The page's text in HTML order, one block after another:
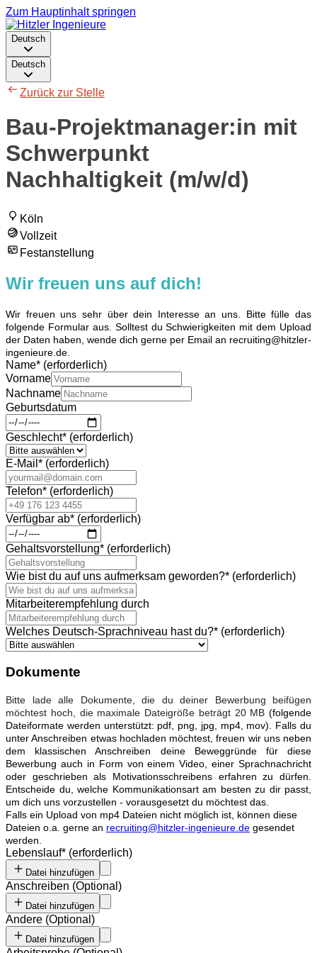
Zum Hauptinhalt springen
Deutsch
Deutsch
Zurück zur Stelle
Bau-Projektmanager:in mit
Schwerpunkt
Nachhaltigkeit (m/w/d)
Köln
Vollzeit
Festanstellung
Wir freuen uns auf dich!
Wir freuen uns sehr über dein Interesse an uns. Bitte fülle das
folgende Formular aus. Solltest du Schwierigkeiten mit dem Upload
der Daten haben, wende dich gerne per Email an recruiting@hitzler-
ingenieure.de.
Name* (erforderlich)
Vorname
Nachname
Geburtsdatum
Geschlecht* (erforderlich)
E-Mail * (erforderlich)
Telefon* (erforderlich)
Verfügbar ab* (erforderlich)
Gehaltsvorstellung* (erforderlich)
Wie bist du auf uns aufmerksam geworden?* (erforderlich)
Mitarbeiterempfehlung durch
Welches Deutsch-Sprachniveau hast du?* (erforderlich)
Dokumente
Bitte lade alle Dokumente, die du deiner Bewerbung beifügen
möchtest hoch, die maximale Dateigröße beträgt 20 MB (folgende
Dateiformate werden unterstützt: pdf, png, jpg, mp4, mov). Falls du
unter Anschreiben etwas hochladen möchtest, freuen wir uns neben
dem klassischen Anschreiben deine Beweggründe für diese
Bewerbung auch in Form von einem Video, einer Sprachnachricht
oder geschrieben als Motivationsschreibens erfahren zu dürfen.
Entscheide du, welche Kommunikationsart am besten zu dir passt,
um dich uns vorzustellen - vorausgesetzt du möchtest das.
Falls ein Upload von mp4 Dateien nicht möglich ist, können diese
Dateien o.a. gerne an recruiting@hitzler-ingenieure.de gesendet
werden.
Lebenslauf* (erforderlich)
Datei hinzufügen
Anschreiben (Optional )
Datei hinzufügen
Andere (Optional )
Datei hinzufügen